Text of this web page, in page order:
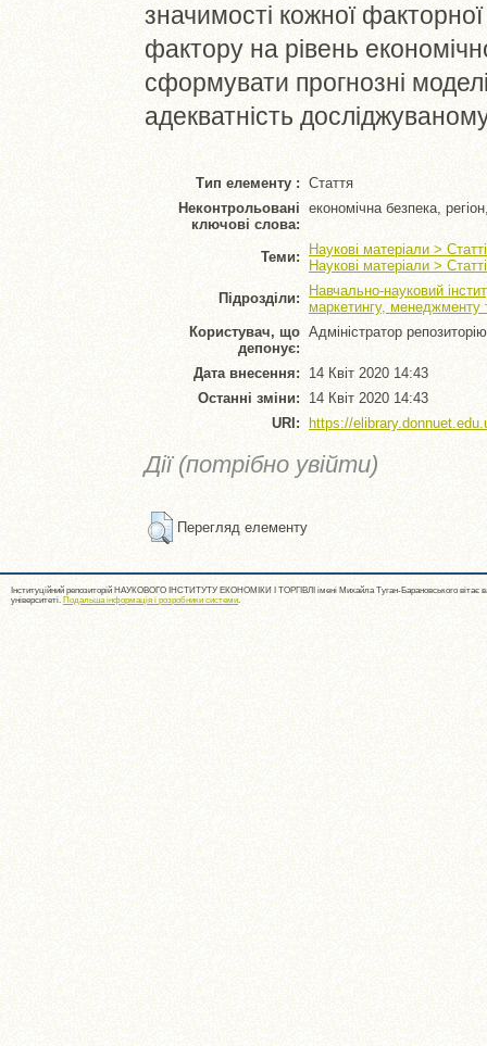
значимості кожної
фактору на рівень
сформувати прогнозні
адекватність
Тип елементу : Стаття
Неконтрольовані
ключові слова:
економічна безпека,
Теми:
Наукові матеріали >
Наукові матеріали >
Підрозділи:
Навчально-науковий
маркетингу, менеджменту
Користувач, що
депонує:
Адміністратор репозиторію
Дата внесення: 14 Квіт 2020 14:43
Останні зміни: 14 Квіт 2020 14:43
URI:
https://
Дії (потрібно увійти)
Перегляд елементу
Інституційний репозиторій НАУКОВОГО ІНСТИТУТУ ЕКОНОМІКИ І ТОРГІВЛІ імені Михайла Туган-Барановського вітає
університеті. Подальша інформація і розробники системи